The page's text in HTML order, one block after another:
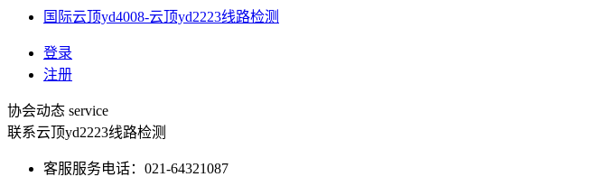
国际云顶yd4008-云顶yd2223线路检测
登录
注册
协会动态 service
联系云顶yd2223线路检测
客服服务电话：021-64321087